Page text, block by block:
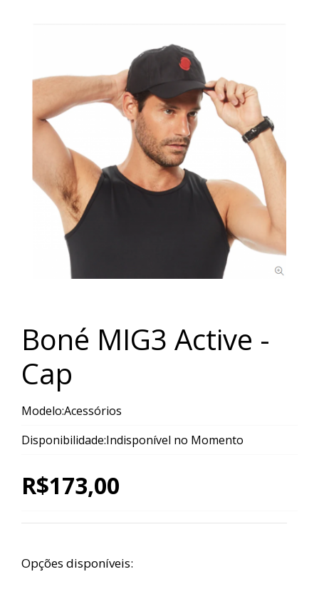
Boné MIG3 Active -
Cap
Modelo:Acessórios
Disponibilidade:Indisponível no Momento
R$173,00
Opções disponíveis: